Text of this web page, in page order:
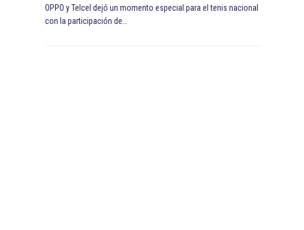
OPPO y Telcel dejó un momento especial para el tenis nacional
con la participación de…